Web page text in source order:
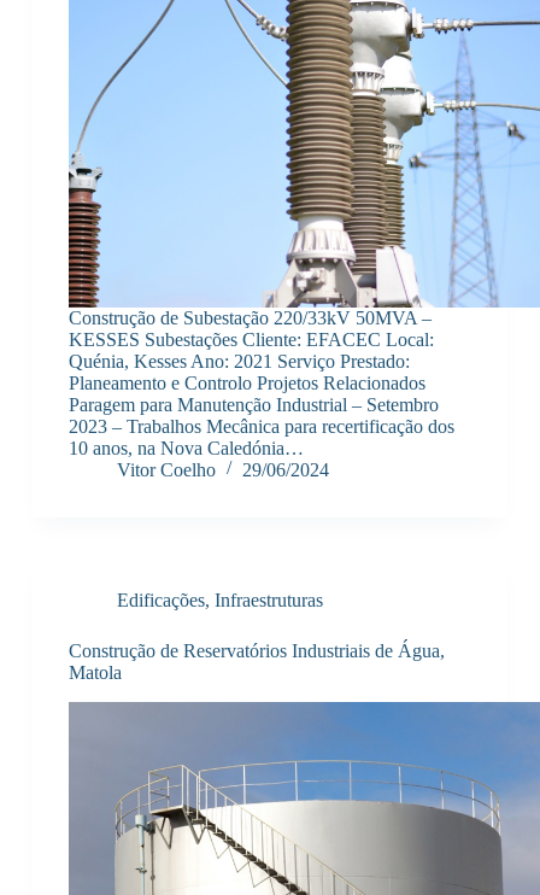
Construção de Subestação 220/33kV 50MVA –
KESSES Subestações Cliente: EFACEC Local:
Quénia, Kesses Ano: 2021 Serviço Prestado:
Planeamento e Controlo Projetos Relacionados
Paragem para Manutenção Industrial – Setembro
2023 – Trabalhos Mecânica para recertificação dos
10 anos, na Nova Caledónia…
Vitor Coelho
29/06/2024
Edificações, Infraestruturas
Construção de Reservatórios Industriais de Água,
Matola